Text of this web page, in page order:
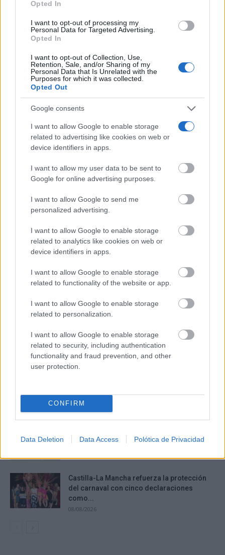
not limited to your visit or usage behaviour. You may click to
use your data for below specified purposes in below Google
consent section.
Opted In
I want to opt-out of processing my
Personal Data for Targeted Advertising.
Opted In
I want to opt-out of Collection, Use,
Retention, Sale, and/or Sharing of my
Personal Data that Is Unrelated with the
Purposes for which it was collected.
Opted Out
Google consents
I want to allow Google to enable storage
related to advertising like cookies on web or
device identifiers in apps.
I want to allow my user data to be sent to
Google for online advertising purposes.
I want to allow Google to send me
personalized advertising.
I want to allow Google to enable storage
related to analytics like cookies on web or
device identifiers in apps.
I want to allow Google to enable storage
related to functionality of the website or app.
I want to allow Google to enable storage
related to personalization.
I want to allow Google to enable storage
related to security, including authentication
functionality and fraud prevention, and other
user protection.
CONFIRM
Data Deletion Data Access Polótica de Privacidad
TE RECOMENDAMOS
Corepunk MMORPG
de antes, pero mejor!
DISCOVER WITH
Castilla-La Mancha refuerza el Estatuto del
08/08/2026
Castilla-La Mancha activa el PLATECAM por
el eclipse solar ante la...
08/08/2026
08/08/2026
el eclipse solar ante la...
Castilla-La Mancha refuerza la protección
del carnaval con cinco declaraciones
como...
08/08/2026